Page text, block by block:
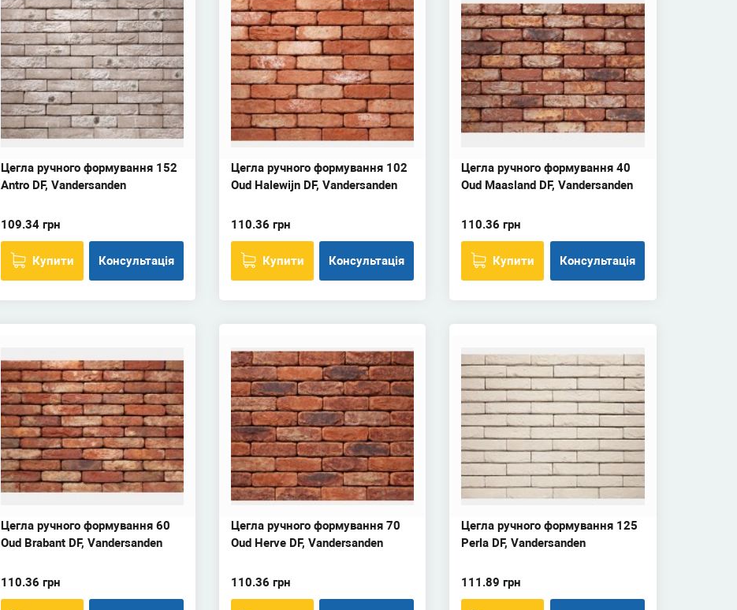
Цегла ручного формування 152
Antro DF, Vandersanden
109.34 грн
Купити Консультація
Цегла ручного формування 102
Oud Halewijn DF, Vandersanden
110.36 грн
Купити Консультація
Цегла ручного формування 40
Oud Maasland DF, Vandersanden
110.36 грн
Купити Консультація
Цегла ручного формування 60
Oud Brabant DF, Vandersanden
110.36 грн
Цегла ручного формування 70
Oud Herve DF, Vandersanden
110.36 грн
Цегла ручного формування 125
Perla DF, Vandersanden
111.89 грн